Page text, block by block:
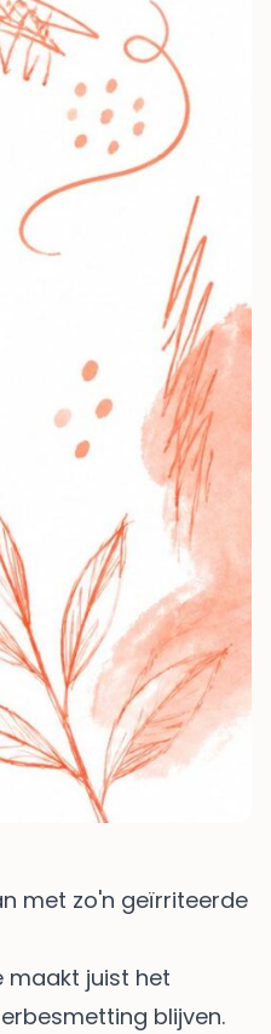
met zo'n geïrriteerde
maakt juist het
blijven.